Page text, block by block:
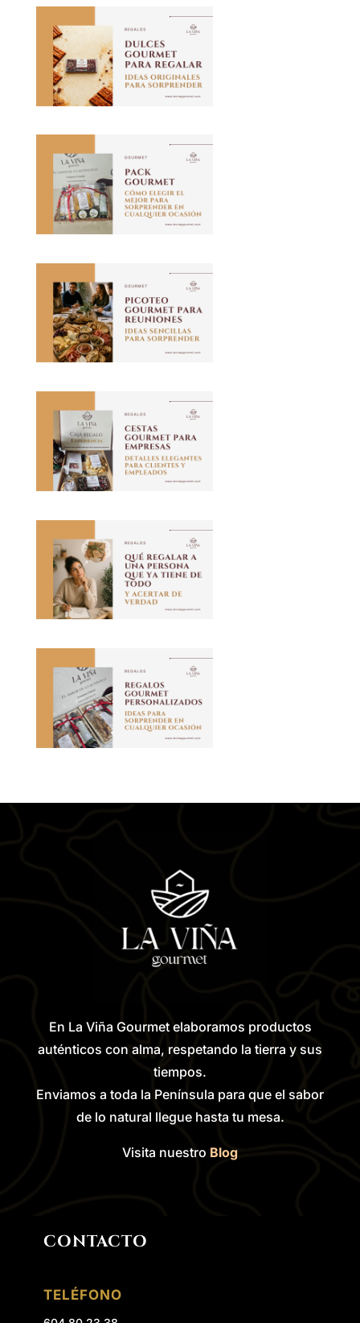
En La Viña Gourmet elaboramos productos
auténticos con alma, respetando la tierra y sus
tiempos.
Enviamos a toda la Península para que el sabor
de lo natural llegue hasta tu mesa.
Visita nuestro Blog
CONTACTO
TELÉFONO